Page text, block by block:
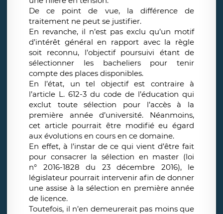
De ce point de vue, la différence de
traitement ne peut se justifier.
En revanche, il n’est pas exclu qu’un motif
d’intérêt général en rapport avec la règle
soit reconnu, l’objectif poursuivi étant de
sélectionner les bacheliers pour tenir
compte des places disponibles.
En l’état, un tel objectif est contraire à
l’article L. 612-3 du code de l’éducation qui
exclut toute sélection pour l’accès à la
première année d’université. Néanmoins,
cet article pourrait être modifié eu égard
aux évolutions en cours en ce domaine.
En effet, à l’instar de ce qui vient d’être fait
pour consacrer la sélection en master (loi
n° 2016-1828 du 23 décembre 2016), le
législateur pourrait intervenir afin de donner
une assise à la sélection en première année
de licence.
Toutefois, il n’en demeurerait pas moins que